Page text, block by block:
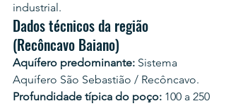
industrial.
Dados técnicos da região
(Recôncavo Baiano)
Aquífero predominante: Sistema
Aquífero São Sebastião / Recôncavo.
Profundidade típica do poço: 100 a 250